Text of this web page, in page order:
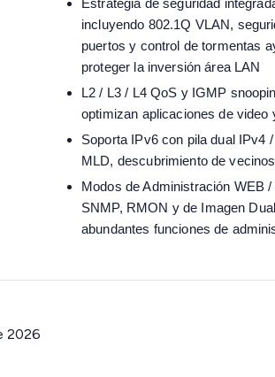
incluyendo 802.1Q VLAN,
puertos y control de tormentas
proteger la inversión área LAN
L2 / L3 / L4 QoS y IGMP
optimizan aplicaciones de video
Soporta IPv6 con pila dual IPv4
MLD, descubrimiento de
Modos de Administración WEB /
SNMP, RMON y de Imagen
abundantes funciones de
2026